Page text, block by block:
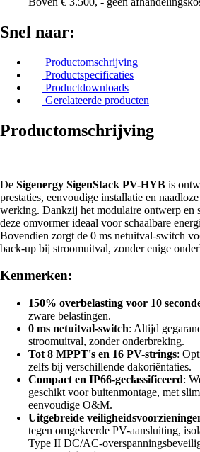
Snel naar:
Productomschrijving
Productspecificaties
Productdownloads
Gerelateerde producten
Productomschrijving
De Sigenergy SigenStack PV-HYB is
prestaties, eenvoudige installatie en
werking. Dankzij het modulaire ontwerp en
deze omvormer ideaal voor schaalbare
Bovendien zorgt de 0 ms netuitval-switch
back-up bij stroomuitval, zonder enige
Kenmerken:
150% overbelasting voor 10
zware belastingen.
0 ms netuitval-switch: Altijd
stroomuitval, zonder onderbreking.
Tot 8 MPPT's en 16 PV-strings:
zelfs bij verschillende dakoriëntaties.
Compact en IP66-geclassificeerd:
geschikt voor buitenmontage, met
eenvoudige O&M.
Uitgebreide
tegen omgekeerde PV-aansluiting,
Type II DC/AC-